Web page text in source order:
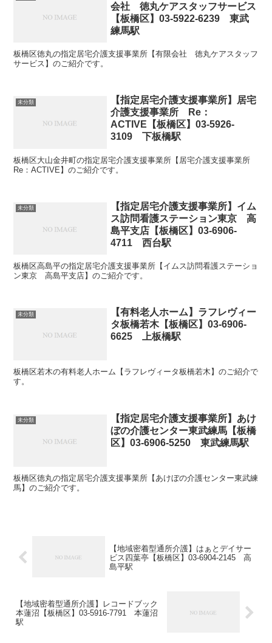
会社 徳丸ケアスタッフサービス
【板橋区】03-5922-6239 東武
練馬駅
板橋区徳丸の指定居宅介護支援事業所【有限会社 徳丸ケアスタッフ
サービス】のご紹介です。
未分類
【指定居宅介護支援事業所】居宅
介護支援事業所 Re：
ACTIVE【板橋区】03-5926-
3109 下板橋駅
板橋区大山金井町の指定居宅介護支援事業所【居宅介護支援事業所
Re：ACTIVE】のご紹介です。
未分類
【指定居宅介護支援事業所】イム
ス訪問看護ステーション東京 高
島平支店【板橋区】03-6906-
4711 西台駅
板橋区高島平の指定居宅介護支援事業所【イムス訪問看護ステーショ
ン東京 高島平支店】のご紹介です。
未分類
【有料老人ホーム】ラフレヴィー
タ板橋若木【板橋区】03-6906-
6625 上板橋駅
板橋区若木の有料老人ホーム【ラフレヴィータ板橋若木】のご紹介で
す。
未分類
【指定居宅介護支援事業所】あけ
ぼの介護センター東武練馬【板橋
区】03-6906-5250 東武練馬駅
板橋区徳丸の指定居宅介護支援事業所【あけぼの介護センター東武練
馬】のご紹介です。
【地域密着型通所介護】はぁとデイサー
ビス四葉亭【板橋区】03-6904-2145 高
島平駅
【地域密着型通所介護】レコードブック
本蓮沼【板橋区】03-5916-7791 本蓮沼
駅